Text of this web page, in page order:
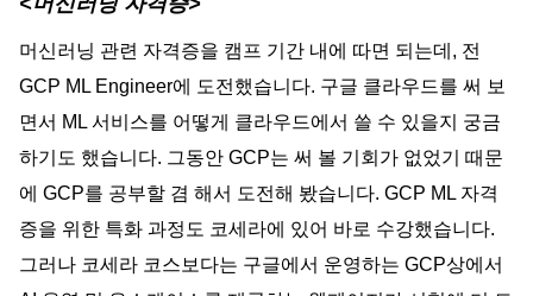
머신러닝 관련 자격증을 캠프 기간 내에 따면 되는데, 전
GCP ML Engineer에 도전했습니다. 구글 클라우드를 써 보
면서 ML 서비스를 어떻게 클라우드에서 쓸 수 있을지 궁금
하기도 했습니다. 그동안 GCP는 써 볼 기회가 없었기 때문
에 GCP를 공부할 겸 해서 도전해 봤습니다. GCP ML 자격
증을 위한 특화 과정도 코세라에 있어 바로 수강했습니다.
그러나 코세라 코스보다는 구글에서 운영하는 GCP상에서